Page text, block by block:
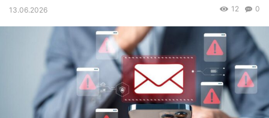
13.06.2026 0
12